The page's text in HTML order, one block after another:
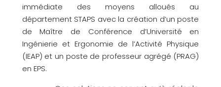
immédiate des moyens alloués au
département STAPS avec la création d’un poste
de Maître de Conférence d’Université en
Ingénierie et Ergonomie de l’Activité Physique
(IEAP) et un poste de professeur agrégé (PRAG)
en EPS.